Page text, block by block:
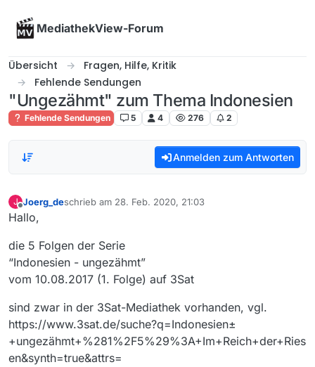
MediathekView-Forum
Übersicht
Fragen, Hilfe, Kritik
Fehlende Sendungen
"Ungezähmt" zum Thema Indonesien
Fehlende Sendungen 5 4 276 2
Anmelden zum Antworten
J
Offline
Joerg_deschrieb am 28. Feb. 2020, 21:03
zuletzt editiert von
Hallo,
die 5 Folgen der Serie
“Indonesien - ungezähmt”
vom 10.08.2017 (1. Folge) auf 3Sat
sind zwar in der 3Sat-Mediathek vorhanden, vgl.
https://www.3sat.de/suche?q=Indonesien±
+ungezähmt+%281%2F5%29%3A+Im+Reich+der+Ries
en&synth=true&attrs=